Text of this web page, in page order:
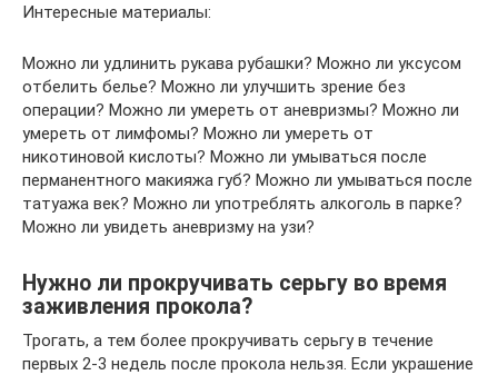
Интересные материалы:
Можно ли удлинить рукава рубашки? Можно ли уксусом
отбелить белье? Можно ли улучшить зрение без
операции? Можно ли умереть от аневризмы? Можно ли
умереть от лимфомы? Можно ли умереть от
никотиновой кислоты? Можно ли умываться после
перманентного макияжа губ? Можно ли умываться после
татуажа век? Можно ли употреблять алкоголь в парке?
Можно ли увидеть аневризму на узи?
Нужно ли прокручивать серьгу во время
заживления прокола?
Трогать, а тем более прокручивать серьгу в течение
первых 2-3 недель после прокола нельзя. Если украшение